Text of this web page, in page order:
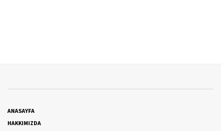
ANASAYFA
HAKKIMIZDA